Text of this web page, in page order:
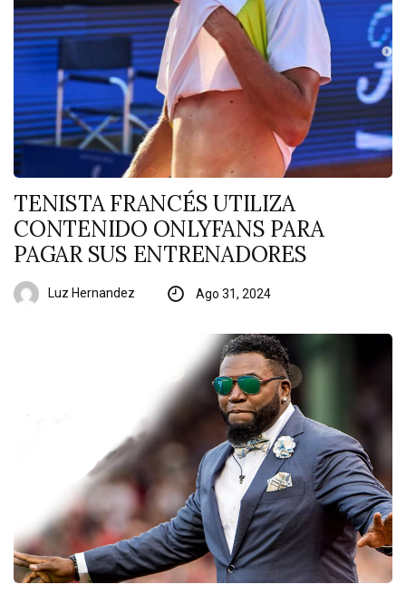
TENISTA FRANCÉS UTILIZA
CONTENIDO ONLYFANS PARA
PAGAR SUS ENTRENADORES
Luz Hernandez Ago 31, 2024